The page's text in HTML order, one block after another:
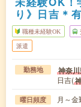
り》日吉＊
職種未経験OK
派遣
勤務地 神奈
日吉(
曜日頻度 月～金